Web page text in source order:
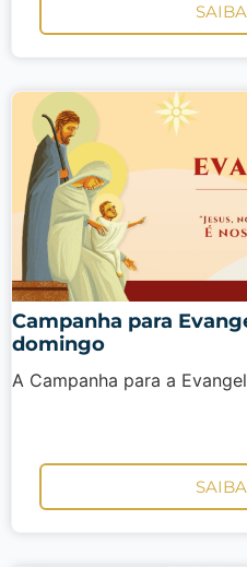
Campanha para
domingo
A Campanha para a